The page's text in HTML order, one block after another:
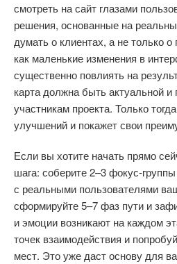
смотреть на сайт глазами
решения, основанные на
думать о клиентах, а не только о
как маленькие изменения в
существенно повлиять на
карта должна быть актуальной и
участникам проекта. Только
улучшений и покажет свои
Если вы хотите начать прямо
шага: соберите 2–3 фокус-
с реальными пользователями
сформируйте 5–7 фаз пути и
и эмоции возникают на каждом
точек взаимодействия и
мест. Это уже даст основу для